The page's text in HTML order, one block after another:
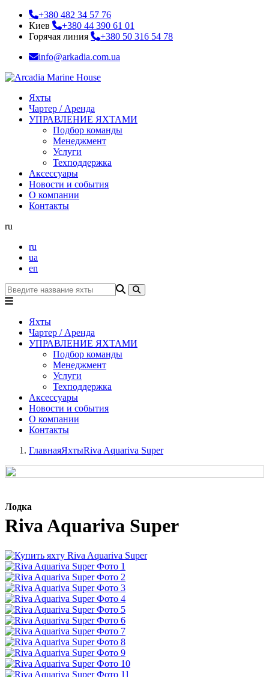
+380 482 34 57 76
Киев
+380 44 390 61 01
Горячая линия
+380 50 316 54 78
info@arkadia.com.ua
Яхты
Чартер / Аренда
УПРАВЛЕНИЕ ЯХТАМИ
Подбор команды
Менеджмент
Услуги
Техподдержка
Аксессуары
Новости и события
О компании
Контакты
ru
ru
ua
en
Яхты
Чартер / Аренда
УПРАВЛЕНИЕ ЯХТАМИ
Подбор команды
Менеджмент
Услуги
Техподдержка
Аксессуары
Новости и события
О компании
Контакты
ГлавнаяЯхтыRiva Aquariva Super
Лодка
Riva Aquariva Super